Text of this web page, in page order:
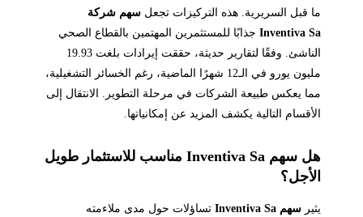
ما قبل السريرية. هذه التركيزات تجعل سهم شركة
Inventiva Saجذابًا للمستثمرين المهتمين بالقطاع الصحي
الناشئ. وفقًا لتقارير حديثة، حققت إيرادات بلغت 19.93
مليون يورو في الـ12 شهرًا الماضية، رغم الخسائر التشغيلية،
مما يعكس طبيعة الشركات في مرحلة التطوير. الانتقال إلى
الأقسام التالية يكشف المزيد عن إمكانياتها.
هل سهم Inventiva Sa مناسب للاستثمار طويل
الأجل؟
يثير سهم Inventiva Sa
تساؤلات حول مدى ملاءمته